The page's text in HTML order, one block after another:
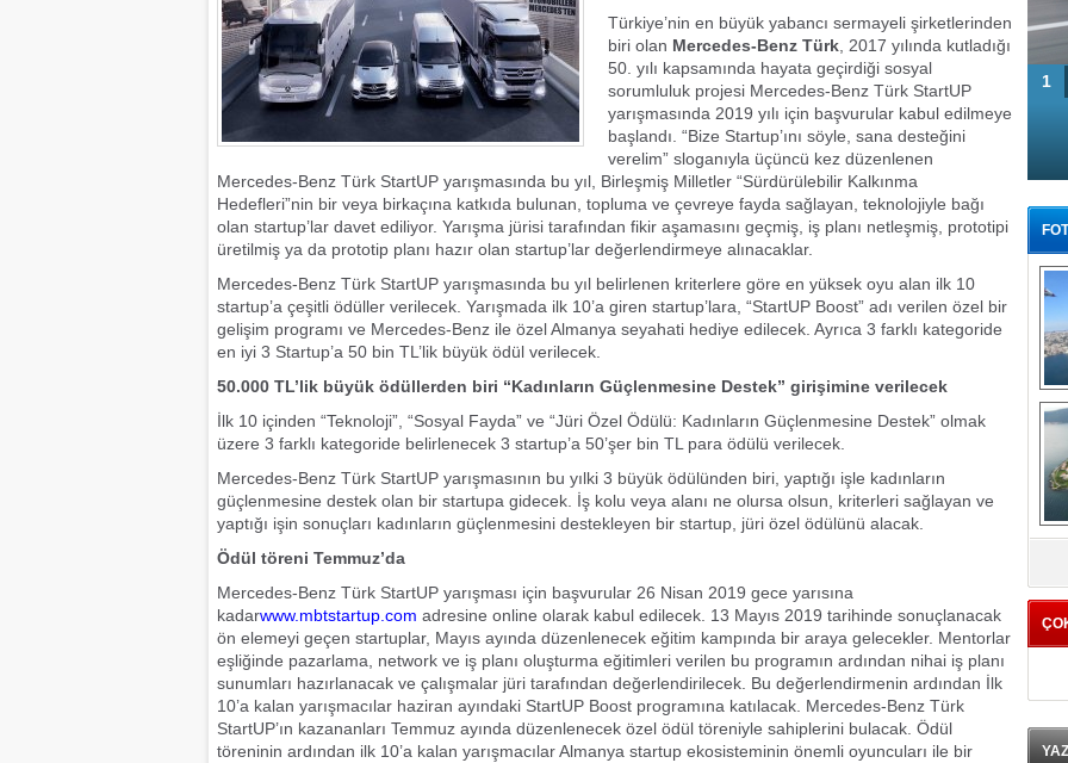
Türkiye’nin en büyük yabancı sermayeli şirketlerinden
biri olan Mercedes-Benz Türk , 2017 yılında kutladığı
50. yılı kapsamında hayata geçirdiği sosyal
sorumluluk projesi Mercedes-Benz Türk StartUP
yarışmasında 2019 yılı için başvurular kabul edilmeye
başlandı. “Bize Startup’ını söyle, sana desteğini
verelim” sloganıyla üçüncü kez düzenlenen
Mercedes-Benz Türk StartUP yarışmasında bu yıl, Birleşmiş Milletler “Sürdürülebilir Kalkınma
Hedefleri”nin bir veya birkaçına katkıda bulunan, topluma ve çevreye fayda sağlayan, teknolojiyle bağı
olan startup’lar davet ediliyor. Yarışma jürisi tarafından fikir aşamasını geçmiş, iş planı netleşmiş, prototipi
üretilmiş ya da prototip planı hazır olan startup’lar değerlendirmeye alınacaklar.
Mercedes-Benz Türk StartUP yarışmasında bu yıl belirlenen kriterlere göre en yüksek oyu alan ilk 10
startup’a çeşitli ödüller verilecek. Yarışmada ilk 10’a giren startup’lara, “StartUP Boost” adı verilen özel bir
gelişim programı ve Mercedes-Benz ile özel Almanya seyahati hediye edilecek. Ayrıca 3 farklı kategoride
en iyi 3 Startup’a 50 bin TL’lik büyük ödül verilecek.
50.000 TL’lik büyük ödüllerden biri “Kadınların Güçlenmesine Destek” girişimine verilecek
İlk 10 içinden “Teknoloji”, “Sosyal Fayda” ve “Jüri Özel Ödülü: Kadınların Güçlenmesine Destek” olmak
üzere 3 farklı kategoride belirlenecek 3 startup’a 50’şer bin TL para ödülü verilecek.
Mercedes-Benz Türk StartUP yarışmasının bu yılki 3 büyük ödülünden biri, yaptığı işle kadınların
güçlenmesine destek olan bir startupa gidecek. İş kolu veya alanı ne olursa olsun, kriterleri sağlayan ve
yaptığı işin sonuçları kadınların güçlenmesini destekleyen bir startup, jüri özel ödülünü alacak.
Ödül töreni Temmuz’da
Mercedes-Benz Türk StartUP yarışması için başvurular 26 Nisan 2019 gece yarısına
kadarwww.mbtstartup.com adresine online olarak kabul edilecek. 13 Mayıs 2019 tarihinde sonuçlanacak
ön elemeyi geçen startuplar, Mayıs ayında düzenlenecek eğitim kampında bir araya gelecekler. Mentorlar
eşliğinde pazarlama, network ve iş planı oluşturma eğitimleri verilen bu programın ardından nihai iş planı
sunumları hazırlanacak ve çalışmalar jüri tarafından değerlendirilecek. Bu değerlendirmenin ardından İlk
10’a kalan yarışmacılar haziran ayındaki StartUP Boost programına katılacak. Mercedes-Benz Türk
StartUP’ın kazananları Temmuz ayında düzenlenecek özel ödül töreniyle sahiplerini bulacak. Ödül
töreninin ardından ilk 10’a kalan yarışmacılar Almanya startup ekosisteminin önemli oyuncuları ile bir
1